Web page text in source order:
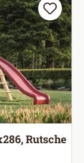
Rutsche